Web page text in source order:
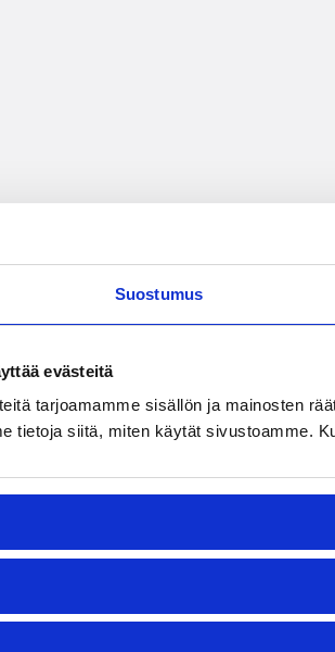
Suostumus
evästeitä
tarjoamamme sisällön ja mainosten
tietoja siitä, miten käytät sivustoamme.